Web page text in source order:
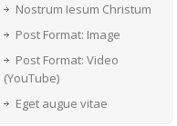
Nostrum Iesum Christum
Post Format: Image
Post Format: Video
(YouTube)
Eget augue vitae